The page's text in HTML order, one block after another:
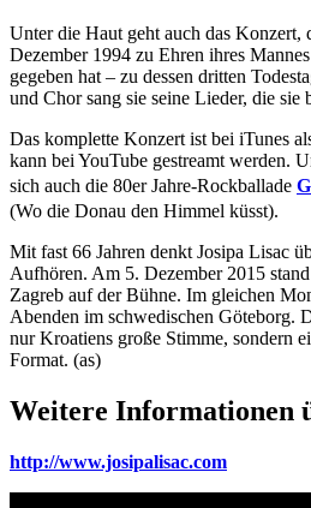
Unter die Haut geht auch das Konzert,
Dezember 1994 zu Ehren ihres
gegeben hat – zu dessen dritten
und Chor sang sie seine Lieder, die sie
Das komplette Konzert ist bei iTunes
kann bei YouTube gestreamt werden.
sich auch die 80er Jahre-Rockballade
(Wo die Donau den Himmel küsst).
Mit fast 66 Jahren denkt Josipa Lisac
Aufhören. Am 5. Dezember 2015
Zagreb auf der Bühne. Im gleichen
Abenden im schwedischen Göteborg.
nur Kroatiens große Stimme, sondern
Format. (as)
Weitere Informationen
http://www.josipalisac.com